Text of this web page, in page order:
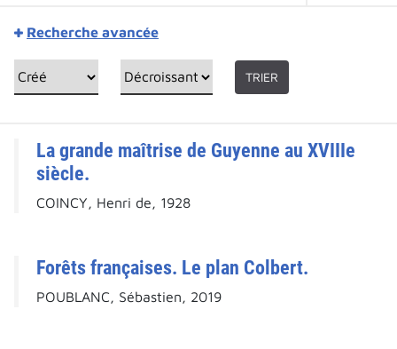
Recherche avancée
TRIER
La grande maîtrise de Guyenne au XVIIIe
siècle.
COINCY, Henri de, 1928
Forêts françaises. Le plan Colbert.
POUBLANC, Sébastien, 2019